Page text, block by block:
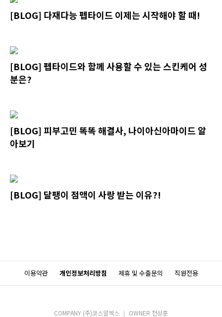
[BLOG] 다재다능 펩타이드 이제는 시작해야 할 때!
[BLOG] 펩타이드와 함께 사용할 수 있는 스킨케어 성
분은?
[BLOG] 피부고민 똑똑 해결사, 나이아신아마이드 알
아보기
[BLOG] 달팽이 점액이 사랑 받는 이유?!
이용약관 개인정보처리방침 제휴 및 수출문의 직원전용
COMPANY (주)코스알엑스 OWNER 전상훈